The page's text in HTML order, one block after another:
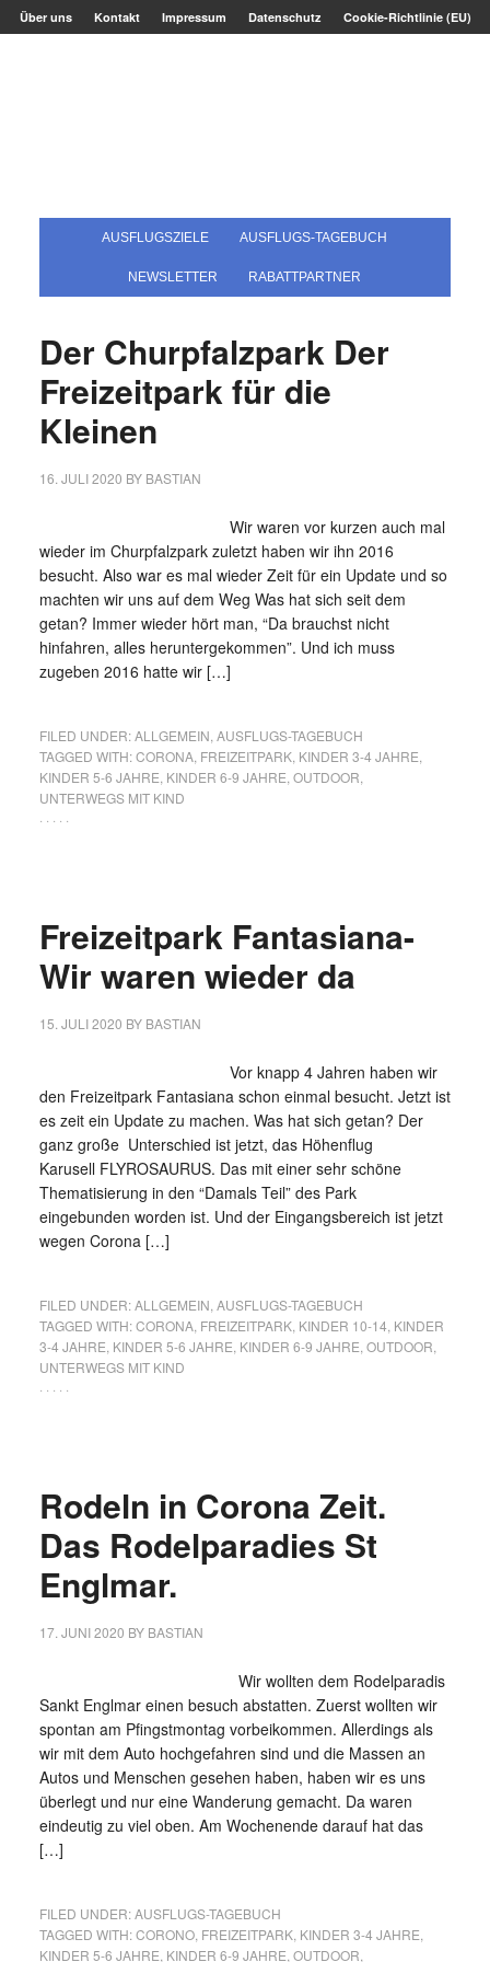
Über uns Kontakt Impressum Datenschutz Cookie-Richtlinie (EU)
AUSFLUGSZIELE AUSFLUGS-TAGEBUCH
NEWSLETTER RABATTPARTNER
Der Churpfalzpark Der
Freizeitpark für die
Kleinen
16. JULI 2020 BY BASTIAN
Wir waren vor kurzen auch mal
wieder im Churpfalzpark zuletzt haben wir ihn 2016
besucht. Also war es mal wieder Zeit für ein Update und so
machten wir uns auf dem Weg Was hat sich seit dem
getan? Immer wieder hört man, “Da brauchst nicht
hinfahren, alles heruntergekommen”. Und ich muss
zugeben 2016 hatte wir […]
FILED UNDER:ALLGEMEIN AUSFLUGS-TAGEBUCH
TAGGED WITH:CORONA, FREIZEITPARK, KINDER 3-4 JAHRE
KINDER 5-6 JAHRE KINDER 6-9 JAHRE OUTDOOR
UNTERWEGS MIT KIND
· · · · ·
Freizeitpark Fantasiana-
Wir waren wieder da
15. JULI 2020 BY BASTIAN
Vor knapp 4 Jahren haben wir
den Freizeitpark Fantasiana schon einmal besucht. Jetzt ist
es zeit ein Update zu machen. Was hat sich getan? Der
ganz große Unterschied ist jetzt, das Höhenflug
Karusell FLYROSAURUS. Das mit einer sehr schöne
Thematisierung in den “Damals Teil” des Park
eingebunden worden ist. Und der Eingangsbereich ist jetzt
wegen Corona […]
FILED UNDER:ALLGEMEIN AUSFLUGS-TAGEBUCH
TAGGED WITH:CORONA, FREIZEITPARK, KINDER 10-14 KINDER
3-4 JAHRE KINDER 5-6 JAHRE KINDER 6-9 JAHRE OUTDOOR
UNTERWEGS MIT KIND
· · · · ·
Rodeln in Corona Zeit.
Das Rodelparadies St
Englmar.
17. JUNI 2020 BY BASTIAN
Wir wollten dem Rodelparadis
Sankt Englmar einen besuch abstatten. Zuerst wollten wir
spontan am Pfingstmontag vorbeikommen. Allerdings als
wir mit dem Auto hochgefahren sind und die Massen an
Autos und Menschen gesehen haben, haben wir es uns
überlegt und nur eine Wanderung gemacht. Da waren
eindeutig zu viel oben. Am Wochenende darauf hat das
[…]
FILED UNDER:AUSFLUGS-TAGEBUCH
TAGGED WITH:CORONO, FREIZEITPARK, KINDER 3-4 JAHRE
KINDER 5-6 JAHRE KINDER 6-9 JAHRE OUTDOOR